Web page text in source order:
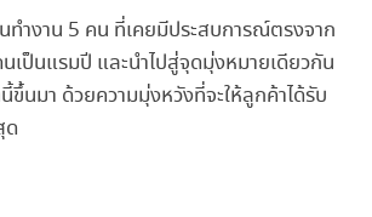
ำงาน 5 คน ที่เคยมีประสบการณ์ตรงจาก
เป็นแรมปี และนำไปสู่จุดมุ่งหมายเดียวกัน
นมา ด้วยความมุ่งหวังที่จะให้ลูกค้าได้รับ
ด